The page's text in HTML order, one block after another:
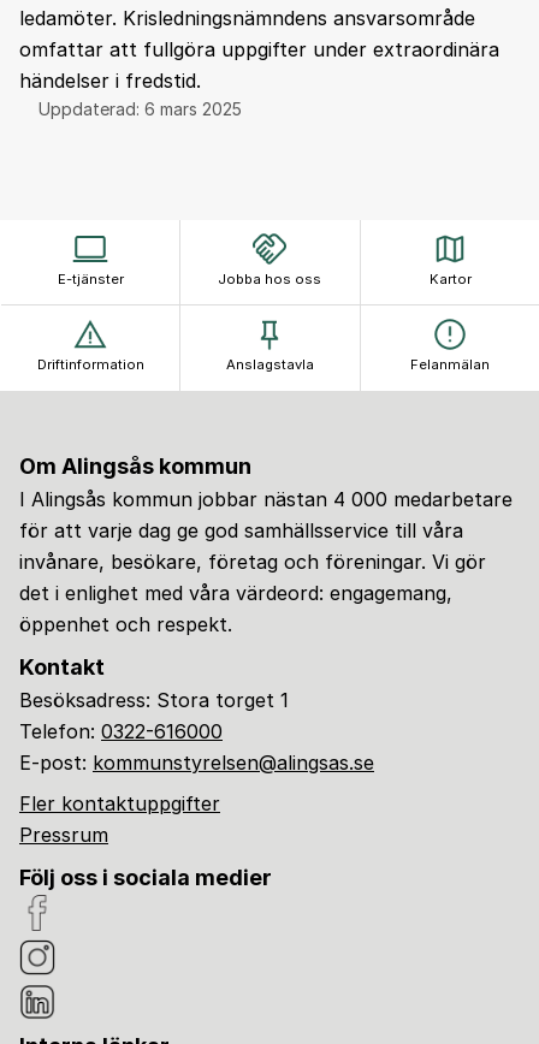
ledamöter. Krisledningsnämndens ansvarsområde
omfattar att fullgöra uppgifter under extraordinära
händelser i fredstid.
Uppdaterad: 6 mars 2025
E-tjänster Jobba hos oss Kartor
Driftinformation Anslagstavla Felanmälan
Om Alingsås kommun
I Alingsås kommun jobbar nästan 4 000 medarbetare
för att varje dag ge god samhällsservice till våra
invånare, besökare, företag och föreningar. Vi gör
det i enlighet med våra värdeord: engagemang,
öppenhet och respekt.
Kontakt
Besöksadress: Stora torget 1
Telefon: 0322-616000
E-post: kommunstyrelsen@alingsas.se
Fler kontaktuppgifter
Pressrum
Följ oss i sociala medier